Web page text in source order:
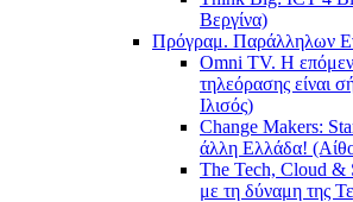
Βεργίνα)
Πρόγραμ. Παράλληλων
Omni TV. Η
τηλεόρασης είναι
Ιλισός)
Change Makers:
άλλη Ελλάδα!
The Tech, Cloud &
με τη δύναμη της